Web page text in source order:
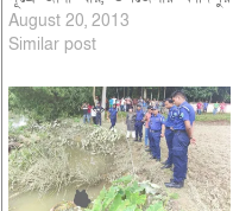
ইউনিয়নের ভাগমতপুর গ্রামের জামাল
মিয়ার ছেলে রাশেদ এর গলা কাটা
মঙ্গলবার সকালে এলাকার লোকজন
দেখতে পেয়ে থানায় খবর দিলে
কুলাউড়া…
August 20, 2013
Similar post